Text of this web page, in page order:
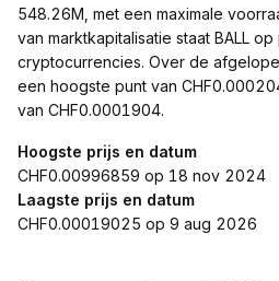
548.26M, met een maximale
van marktkapitalisatie staat BALL
cryptocurrencies. Over de
een hoogste punt van
van CHF0.0001904.
Hoogste prijs en datum
CHF0.00996859 op 18 nov 2024
Laagste prijs en datum
CHF0.00019025 op 9 aug 2026